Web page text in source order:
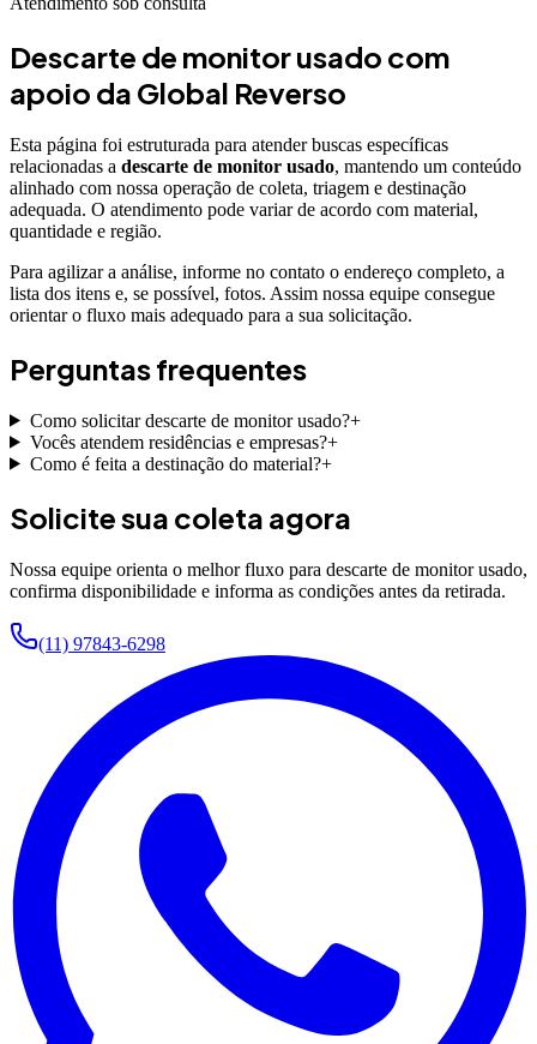
Descarte de monitor usado com
apoio da Global Reverso
Esta página foi estruturada para atender buscas específicas
relacionadas a descarte de monitor usado, mantendo um conteúdo
alinhado com nossa operação de coleta, triagem e destinação
adequada. O atendimento pode variar de acordo com material,
quantidade e região.
Para agilizar a análise, informe no contato o endereço completo, a
lista dos itens e, se possível, fotos. Assim nossa equipe consegue
orientar o fluxo mais adequado para a sua solicitação.
Perguntas frequentes
Como solicitar descarte de monitor usado?+
Vocês atendem residências e empresas?+
Como é feita a destinação do material?+
Solicite sua coleta agora
Nossa equipe orienta o melhor fluxo para descarte de monitor usado,
confirma disponibilidade e informa as condições antes da retirada.
(11) 97843-6298